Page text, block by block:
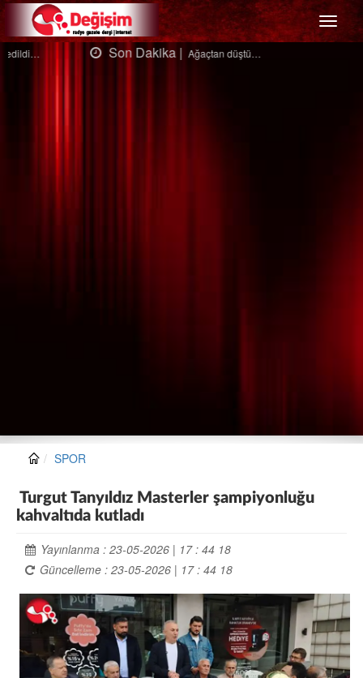
Menü
Son Dakika | Ağaçtan düştü…
SPOR
Turgut Tanyıldız Masterler şampiyonluğu
kahvaltıda kutladı
Yayınlanma : 23-05-2026 | 17 : 44 18
Güncelleme : 23-05-2026 | 17 : 44 18